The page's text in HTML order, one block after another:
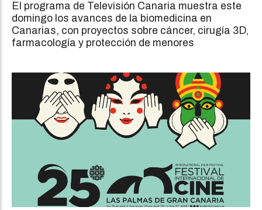
El programa de Televisión Canaria muestra este
domingo los avances de la biomedicina en
Canarias, con proyectos sobre cáncer, cirugía 3D,
farmacología y protección de menores